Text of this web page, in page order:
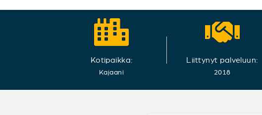
Kotipaikka:
Kajaani
Liittynyt palveluun:
2018